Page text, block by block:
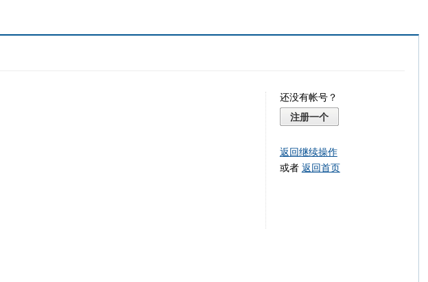
还没有帐号？
注册一个
返回继续操作
或者 返回首页